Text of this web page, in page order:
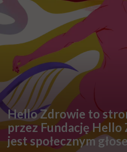
Hello Zdrowie to
przez Fundację
jest społecznym